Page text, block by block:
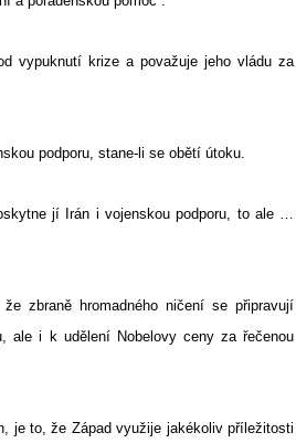
vypuknutí krize a považuje jeho vládu za
podporu, stane-li se obětí útoku.
jí Irán i vojenskou podporu, to ale …
zbraně hromadného ničení se připravují
ale i k udělení Nobelovy ceny za řečenou
je to, že Západ využije jakékoliv příležitosti